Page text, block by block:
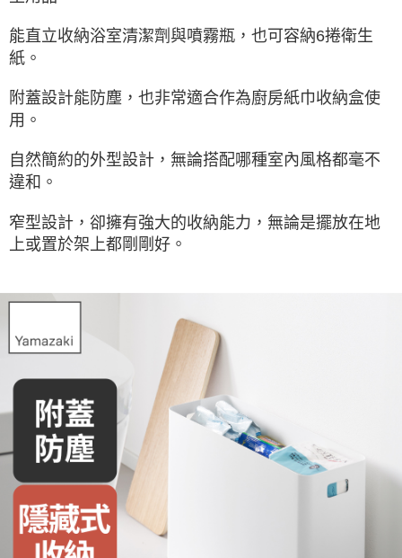
能直立收納浴室清潔劑與噴霧瓶，也可容納6捲衛生
紙。
附蓋設計能防塵，也非常適合作為廚房紙巾收納盒使
用。
自然簡約的外型設計，無論搭配哪種室內風格都毫不
違和。
窄型設計，卻擁有強大的收納能力，無論是擺放在地
上或置於架上都剛剛好。